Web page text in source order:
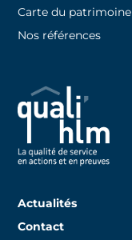
Carte du patrimoine
Nos références
Actualités
Contact